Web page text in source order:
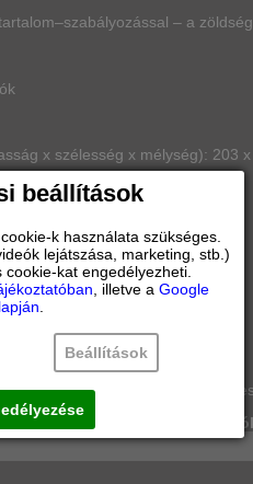
– a
x szélesség x mélység): 203
hátul
220 – 240 V
értéke a standard 24 órás
helyezés Általános
beállítások
k használata szükséges.
lejátszása, marketing, stb.)
kat engedélyezheti.
, illetve a Google
Beállítások